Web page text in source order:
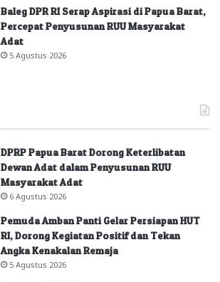
Baleg DPR RI Serap Aspirasi di Papua Barat,
Percepat Penyusunan RUU Masyarakat
Adat
5 Agustus 2026
DPRP Papua Barat Dorong Keterlibatan
Dewan Adat dalam Penyusunan RUU
Masyarakat Adat
6 Agustus 2026
Pemuda Amban Panti Gelar Persiapan HUT
RI, Dorong Kegiatan Positif dan Tekan
Angka Kenakalan Remaja
5 Agustus 2026